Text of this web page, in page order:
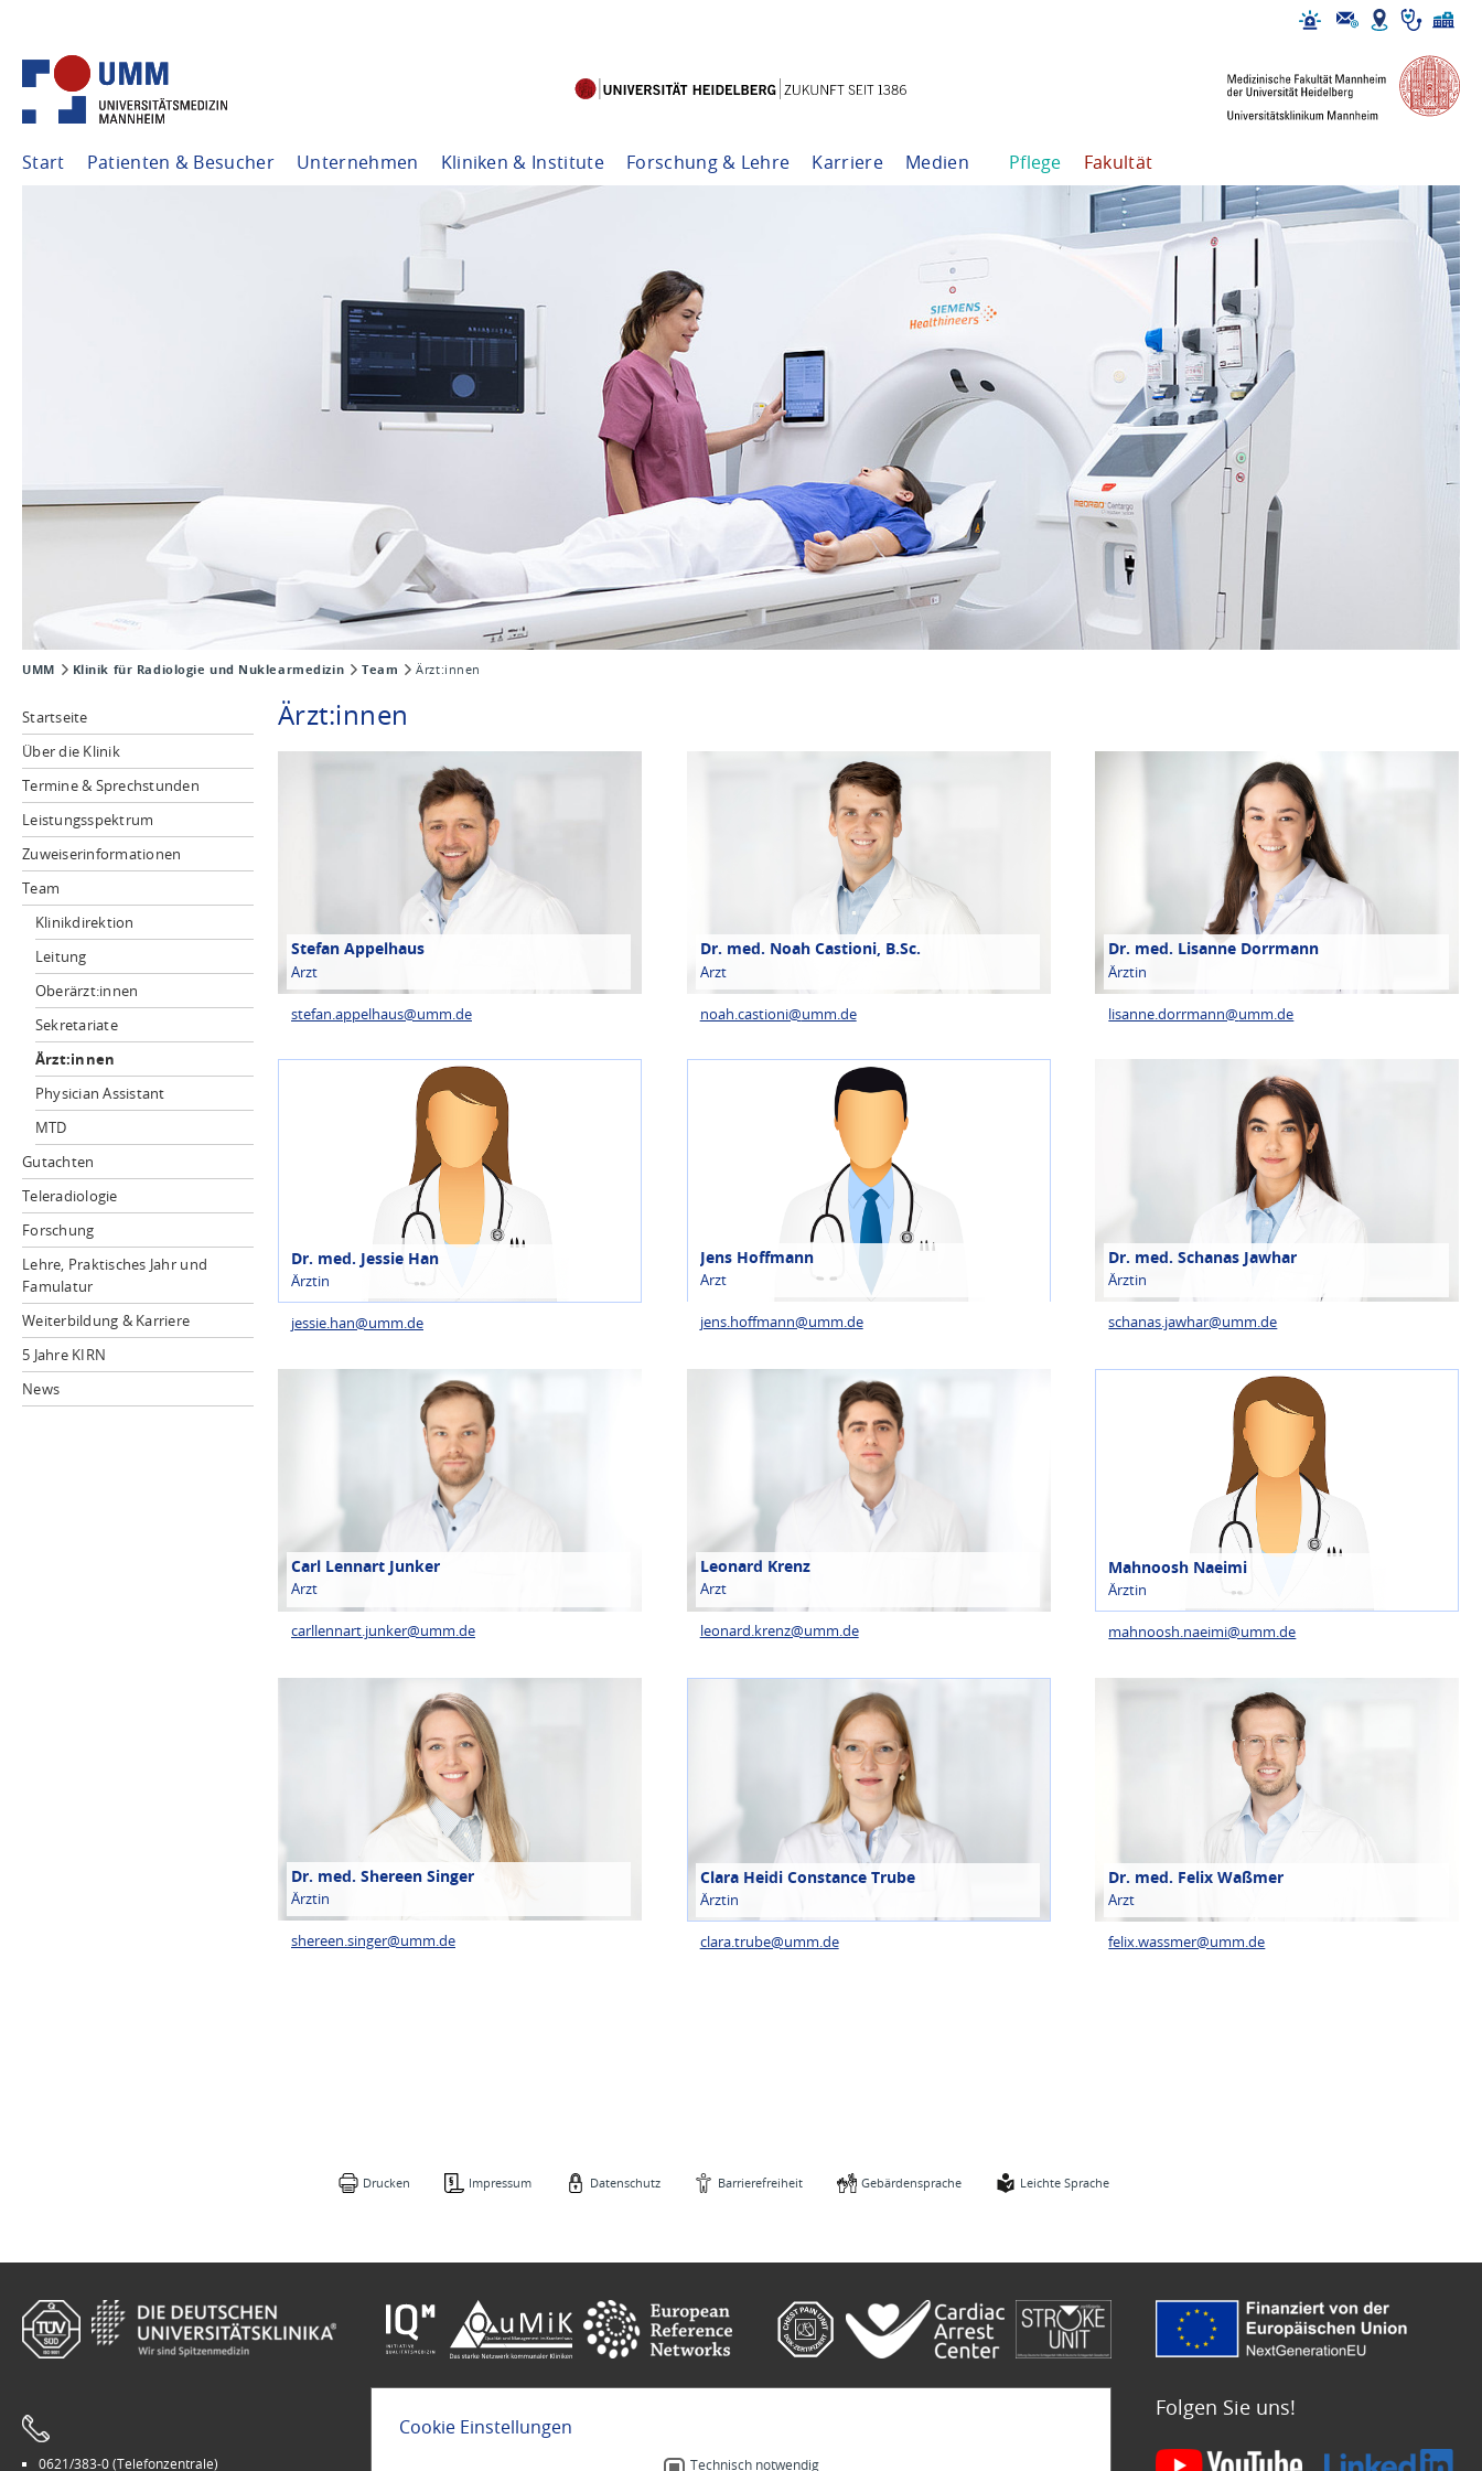
Start Patienten & Besucher Unternehmen Kliniken & Institute Forschung & Lehre Karriere Medien Pflege Fakultät
UMM Klinik für Radiologie und Nuklearmedizin Team Ärzt:innen
Startseite
Über die Klinik
Termine & Sprechstunden
Leistungsspektrum
Zuweiserinformationen
Team
Klinikdirektion
Leitung
Oberärzt:innen
Sekretariate
Ärzt:innen
Physician Assistant
MTD
Gutachten
Teleradiologie
Forschung
Lehre, Praktisches Jahr und
Famulatur
Weiterbildung & Karriere
5 Jahre KIRN
News
Ärzt:innen
Stefan Appelhaus
Arzt
stefan.appelhaus@umm.de
Dr. med. Noah Castioni, B.Sc.
Arzt
noah.castioni@umm.de
Dr. med. Lisanne Dorrmann
Ärztin
lisanne.dorrmann@umm.de
Dr. med. Jessie Han
Ärztin
jessie.han@umm.de
Jens Hoffmann
Arzt
jens.hoffmann@umm.de
Dr. med. Schanas Jawhar
Ärztin
schanas.jawhar@umm.de
Carl Lennart Junker
Arzt
carllennart.junker@umm.de
Leonard Krenz
Arzt
leonard.krenz@umm.de
Mahnoosh Naeimi
Ärztin
mahnoosh.naeimi@umm.de
Dr. med. Shereen Singer
Ärztin
shereen.singer@umm.de
Clara Heidi Constance Trube
Ärztin
clara.trube@umm.de
Dr. med. Felix Waßmer
Arzt
felix.wassmer@umm.de
Drucken Impressum Datenschutz Barrierefreiheit Gebärdensprache Leichte Sprache
0621/383-0 (Telefonzentrale) Gebärdensprache
Folgen Sie uns!
Cookie Einstellungen
Technisch notwendig